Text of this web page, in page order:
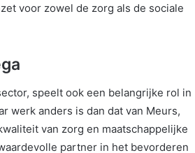
voor zowel de zorg als de sociale
speelt ook een belangrijke rol in
werk anders is dan dat van Meurs,
van zorg en maatschappelijke
partner in het bevorderen